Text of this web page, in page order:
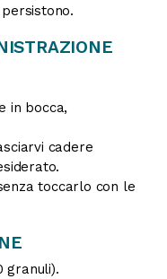
in bocca,
cadere
toccarlo con le
granuli).